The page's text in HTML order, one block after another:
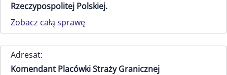
Rzeczypospolitej Polskiej.
Zobacz całą sprawę
Adresat:
Komendant Placówki Straży Granicznej